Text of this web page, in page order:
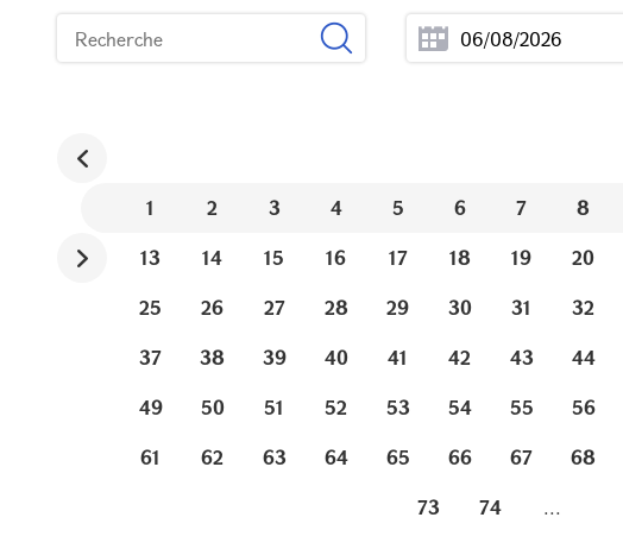
1 2 3 4 5 6 7 8
13
14 15 16 17 18 19 20
25
26 27 28 29 30 31 32
37
38 39 40 41 42 43 44
49
50 51 52 53 54 55 56
61
62 63 64 65 66 67 68
73
74 ...